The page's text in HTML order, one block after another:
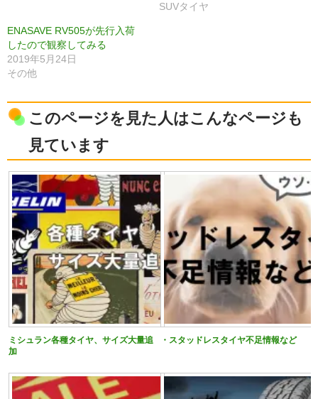
SUVタイヤ
ENASAVE RV505が先行入荷
したので観察してみる
2019年5月24日
その他
このページを見た人はこんなページも
見ています
ミシュラン各種タイヤ、サイズ大量追
加
・スタッドレスタイヤ不足情報など